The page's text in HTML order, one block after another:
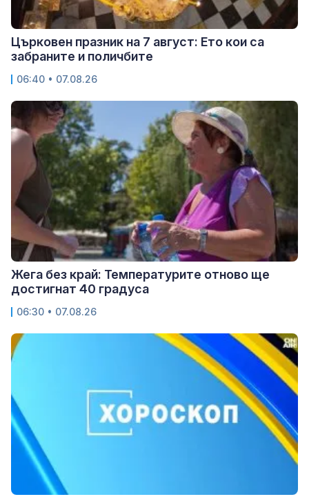
Църковен празник на 7 август: Ето кои са
забраните и поличбите
06:40 • 07.08.26
Жега без край: Температурите отново ще
достигнат 40 градуса
06:30 • 07.08.26